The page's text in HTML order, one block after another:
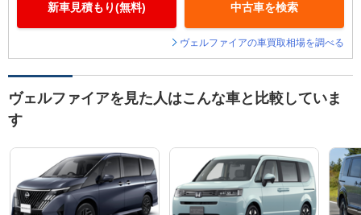
新車見積もり(無料) 中古車を検索
ヴェルファイアの車買取相場を調べる
ヴェルファイアを見た人はこんな車と比較していま
す